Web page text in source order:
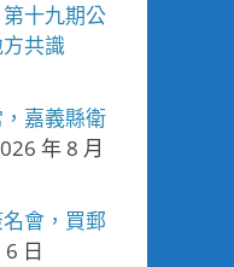
十九期公
共識
嘉義縣衛
年 8 月
會，買郵
日